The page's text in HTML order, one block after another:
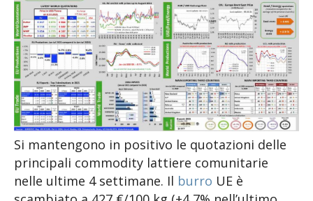
Si mantengono in positivo le quotazioni delle
principali commodity lattiere comunitarie
nelle ultime 4 settimane. Il burro UE è